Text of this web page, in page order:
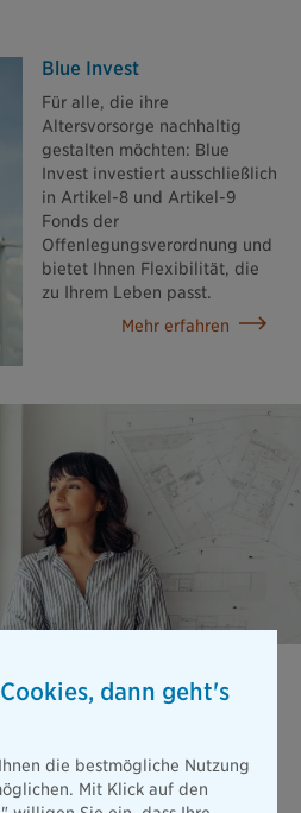
Blue Invest
Für alle, die ihre
Altersvorsorge nachhaltig
gestalten möchten: Blue
Invest investiert ausschließlich
in Artikel-8 und Artikel-9
Fonds der
Offenlegungsverordnung und
bietet Ihnen Flexibilität, die
zu Ihrem Leben passt.
Mehr erfahren
wegen einer Erkrankung oder
arbeiten. Die gesetzliche
Mehr erfahren
dann geht's
die bestmögliche Nutzung
Mit Klick auf den